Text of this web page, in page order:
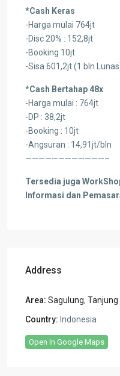
*Cash Keras
-Harga mulai 764jt
-Disc 20% : 152,8jt
-Booking 10jt
-Sisa 601,2jt (1 bln
*Cash Bertahap 48x
-Harga mulai : 764jt
-DP : 38,2jt
-Booking : 10jt
-Angsuran : 14,91jt/bln
————————————–
Tersedia juga
Informasi dan
Address
Area: Sagulung, Tanjung
Country: Indonesia
Open In Google Maps